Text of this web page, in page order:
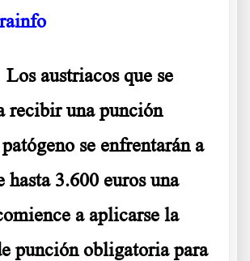
Los austriacos que se
recibir una punción
se enfrentarán a
hasta 3.600 euros una
a aplicarse la
punción obligatoria para